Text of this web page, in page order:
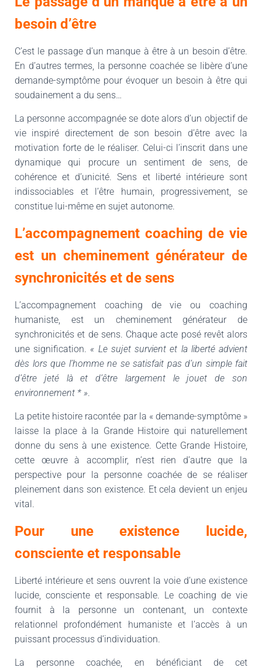
besoin d’être
C’est le passage d’un manque à être à un besoin d’être.
En d’autres termes, la personne coachée se libère d’une
demande-symptôme pour évoquer un besoin à être qui
soudainement a du sens…
La personne accompagnée se dote alors d’un objectif de
vie inspiré directement de son besoin d’être avec la
motivation forte de le réaliser. Celui-ci l’inscrit dans une
dynamique qui procure un sentiment de sens, de
cohérence et d’unicité. Sens et liberté intérieure sont
indissociables et l’être humain, progressivement, se
constitue lui-même en sujet autonome.
L’accompagnement coaching de vie
est un cheminement générateur de
synchronicités et de sens
L’accompagnement coaching de vie ou coaching
humaniste, est un cheminement générateur de
synchronicités et de sens. Chaque acte posé revêt alors
une signification. « Le sujet survient et la liberté advient
dès lors que l’homme ne se satisfait pas d’un simple fait
d’être jeté là et d’être largement le jouet de son
environnement * ».
La petite histoire racontée par la « demande-symptôme »
laisse la place à la Grande Histoire qui naturellement
donne du sens à une existence. Cette Grande Histoire,
cette œuvre à accomplir, n’est rien d’autre que la
perspective pour la personne coachée de se réaliser
pleinement dans son existence. Et cela devient un enjeu
vital.
Pour une existence lucide,
consciente et responsable
Liberté intérieure et sens ouvrent la voie d’une existence
lucide, consciente et responsable. Le coaching de vie
fournit à la personne un contenant, un contexte
relationnel profondément humaniste et l’accès à un
puissant processus d’individuation.
La personne coachée, en bénéficiant de cet